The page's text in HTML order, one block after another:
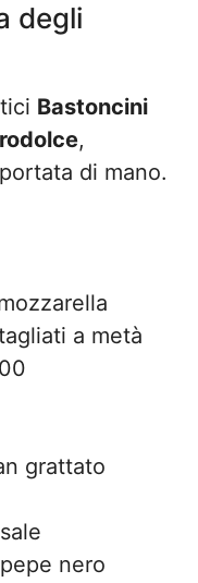
degli
Bastoncini
,
di mano.
a metà
grattato
nero